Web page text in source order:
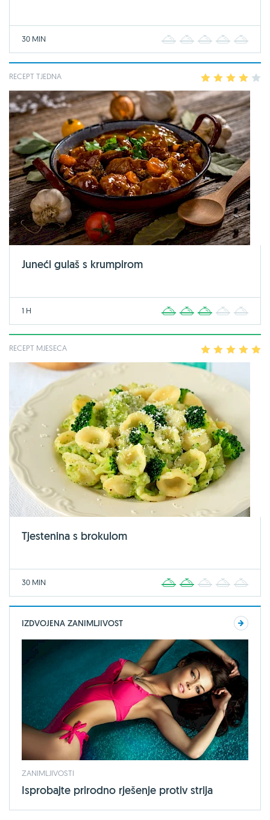
30 MIN 2 3 4
RECEPT TJEDNA 2 3 4
Juneći gulaš s krumpirom
1 H 2 3 4
RECEPT MJESECA 2 3 4
Tjestenina s brokulom
30 MIN 2 3 4
IZDVOJENA ZANIMLJIVOST
ZANIMLJIVOSTI
Isprobajte prirodno rješenje protiv strija